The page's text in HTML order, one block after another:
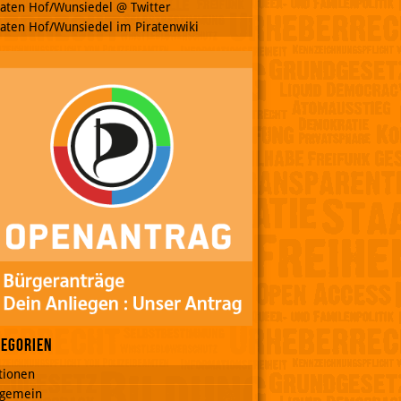
Hof/Wunsiedel @ Twitter
Hof/Wunsiedel im Piratenwiki